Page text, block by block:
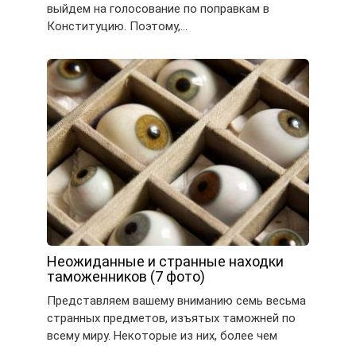
выйдем на голосование по поправкам в
Конституцию. Поэтому,…
Неожиданные и странные находки
таможенников (7 фото)
Представляем вашему вниманию семь весьма
странных предметов, изъятых таможней по
всему миру. Некоторые из них, более чем